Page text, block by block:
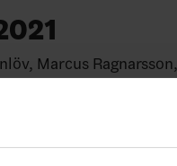
Marcus